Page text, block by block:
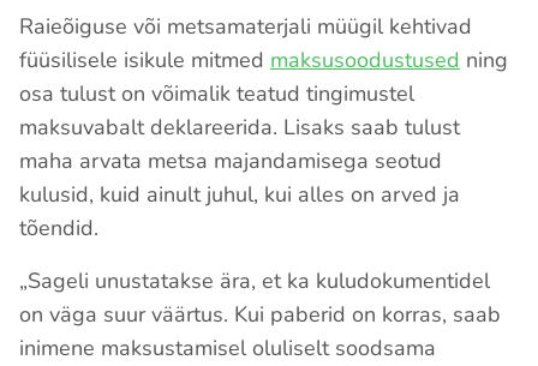
Raieõiguse või metsamaterjali müügil kehtivad
füüsilisele isikule mitmed maksusoodustused ning
osa tulust on võimalik teatud tingimustel
maksuvabalt deklareerida. Lisaks saab tulust
maha arvata metsa majandamisega seotud
kulusid, kuid ainult juhul, kui alles on arved ja
tõendid.
„Sageli unustatakse ära, et ka kuludokumentidel
on väga suur väärtus. Kui paberid on korras, saab
inimene maksustamisel oluliselt soodsama